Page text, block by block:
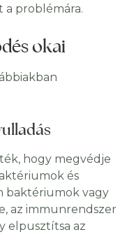
a problémára.
okai
hogy megvédje
és
baktériumok vagy
az immunrendszer
elpusztítsa az